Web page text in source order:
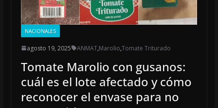
NACIONALES
agosto 19, 2025 ANMAT,Marolio,Tomate Triturado
Tomate Marolio con gusanos:
cuál es el lote afectado y cómo
reconocer el envase para no